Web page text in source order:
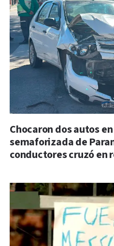
Chocaron dos autos
semaforizada de
conductores cruzó en